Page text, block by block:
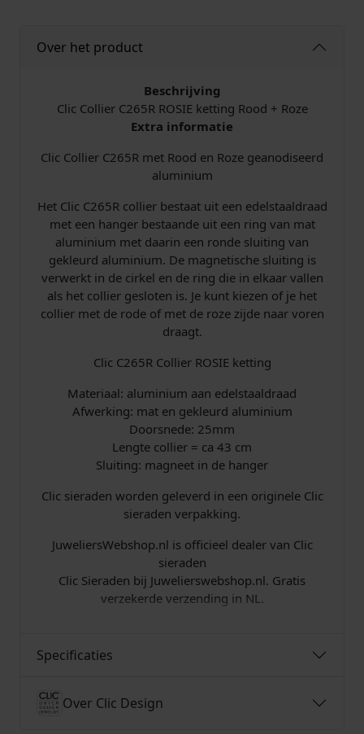
i
j
k
e
p
r
i
j
s
w
a
s
:
€
1
i
s
€
1
1
,
.
E
6
k
t
i
n
g
r
o
o
a
n
t
l
Over het product
Beschrijving
Clic Collier C265R ROSIE ketting Rood + Roze
Extra informatie
Clic Collier C265R met Rood en Roze geanodiseerd
aluminium
Het Clic C265R collier bestaat uit een edelstaaldraad
met een hanger bestaande uit een ring van mat
aluminium met daarin een ronde sluiting van
gekleurd aluminium. De magnetische sluiting is
verwerkt in de cirkel en de ring die in elkaar vallen
als het collier gesloten is. Je kunt kiezen of je het
collier met de rode of met de roze zijde naar voren
draagt.
Clic C265R Collier ROSIE ketting
Materiaal: aluminium aan edelstaaldraad
Afwerking: mat en gekleurd aluminium
Doorsnede: 25mm
Lengte collier = ca 43 cm
Sluiting: magneet in de hanger
Clic sieraden worden geleverd in een originele Clic
sieraden verpakking.
JuweliersWebshop.nl is officieel dealer van Clic
sieraden
Clic Sieraden bij Juwelierswebshop.nl. Gratis
verzekerde verzending in NL.
Specificaties
Over Clic Design